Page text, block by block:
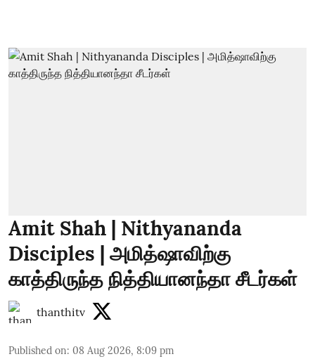
Amit Shah | Nithyananda
Disciples | அமித்ஷாவிற்கு
காத்திருந்த நித்தியானந்தா சீடர்கள்
thanthitv
Published on: 08 Aug 2026, 8:09 pm